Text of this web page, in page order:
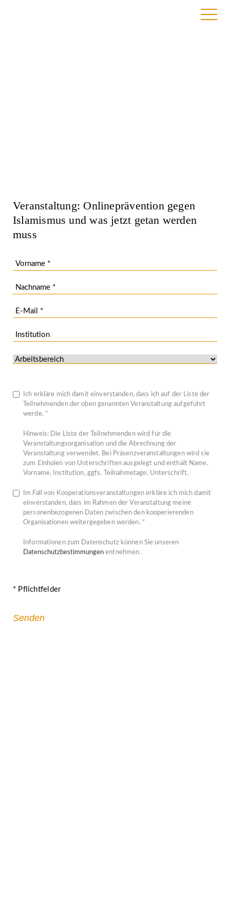
Veranstaltung: Onlineprävention gegen
Islamismus und was jetzt getan werden
muss
Ich erkläre mich damit einverstanden, dass ich auf der Liste der
Teilnehmenden der oben genannten Veranstaltung aufgeführt
werde. *
Hinweis: Die Liste der Teilnehmenden wird für die
Veranstaltungsorganisation und die Abrechnung der
Veranstaltung verwendet. Bei Präsenzveranstaltungen wird sie
zum Einholen von Unterschriften ausgelegt und enthält Name,
Vorname, Institution, ggfs. Teilnahmetage, Unterschrift.
Im Fall von Kooperationsveranstaltungen erkläre ich mich damit
einverstanden, dass im Rahmen der Veranstaltung meine
personenbezogenen Daten zwischen den kooperierenden
Organisationen weitergegeben werden. *
Informationen zum Datenschutz können Sie unseren
Datenschutzbestimmungen entnehmen.
* Pflichtfelder